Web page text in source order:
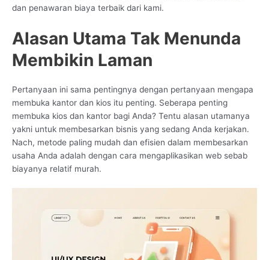
dan penawaran biaya terbaik dari kami.
Alasan Utama Tak Menunda
Membikin Laman
Pertanyaan ini sama pentingnya dengan pertanyaan mengapa
membuka kantor dan kios itu penting. Seberapa penting
membuka kios dan kantor bagi Anda? Tentu alasan utamanya
yakni untuk membesarkan bisnis yang sedang Anda kerjakan.
Nach, metode paling mudah dan efisien dalam membesarkan
usaha Anda adalah dengan cara mengaplikasikan web sebab
biayanya relatif murah.